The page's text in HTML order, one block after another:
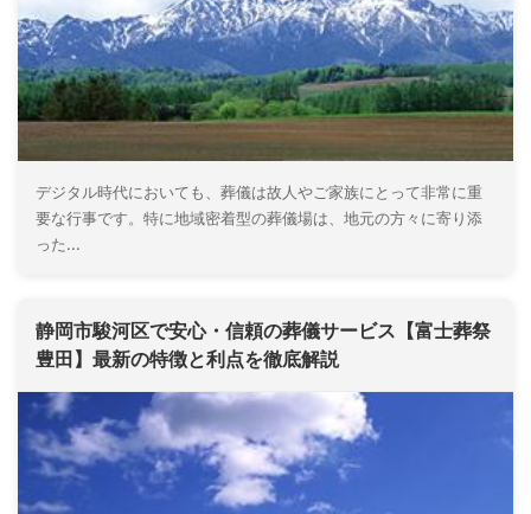
デジタル時代においても、葬儀は故人やご家族にとって非常に重
要な行事です。特に地域密着型の葬儀場は、地元の方々に寄り添
った...
静岡市駿河区で安心・信頼の葬儀サービス【富士葬祭
豊田】最新の特徴と利点を徹底解説